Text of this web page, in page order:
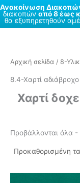
Ανακοίνωση
διακοπών από 8 έως
θα εξυπηρετηθούν
Αρχική σελίδα / 8-
8.4-Χαρτί αδιάβροχο
Χαρτί
Προβάλλονται όλα